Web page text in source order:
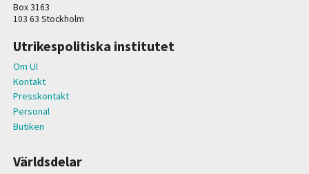
Box 3163
103 63 Stockholm
Utrikespolitiska institutet
Om UI
Kontakt
Presskontakt
Personal
Butiken
Världsdelar